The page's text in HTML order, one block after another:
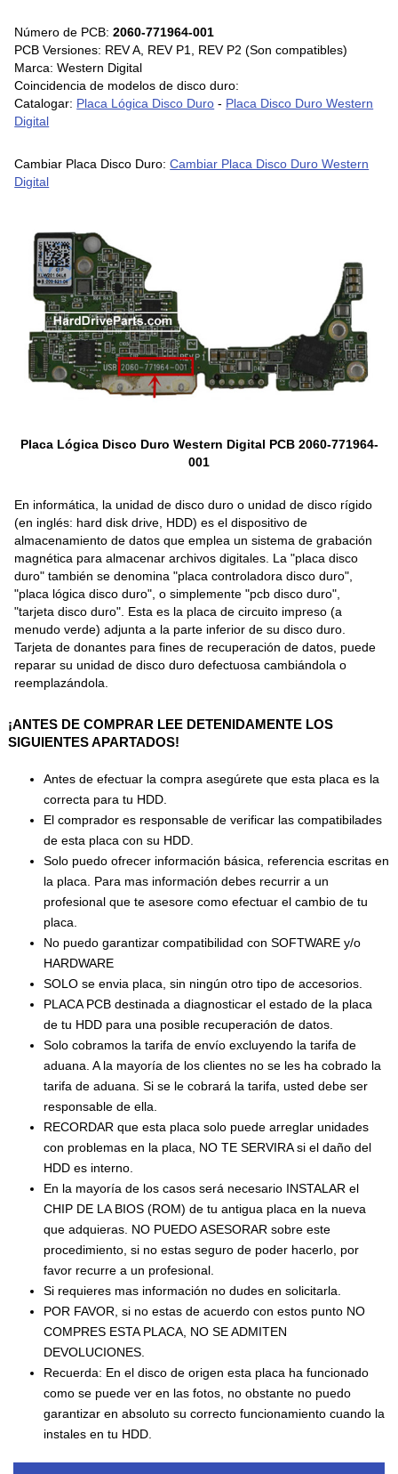
Número de PCB:2060-771964-001
PCB Versiones: REV A, REV P1, REV P2 (Son compatibles)
Marca: Western Digital
Coincidencia de modelos de disco duro:
Catalogar: Placa Lógica Disco Duro - Placa Disco Duro Western
Digital
Cambiar Placa Disco Duro:Cambiar Placa Disco Duro Western
Digital
Placa Lógica Disco Duro Western Digital PCB 2060-771964-
001
En informática, la unidad de disco duro o unidad de disco rígido
(en inglés: hard disk drive, HDD) es el dispositivo de
almacenamiento de datos que emplea un sistema de grabación
magnética para almacenar archivos digitales. La "placa disco
duro" también se denomina "placa controladora disco duro",
"placa lógica disco duro", o simplemente "pcb disco duro",
"tarjeta disco duro". Esta es la placa de circuito impreso (a
menudo verde) adjunta a la parte inferior de su disco duro.
Tarjeta de donantes para fines de recuperación de datos, puede
reparar su unidad de disco duro defectuosa cambiándola o
reemplazándola.
¡ANTES DE COMPRAR LEE DETENIDAMENTE LOS
SIGUIENTES APARTADOS!
Antes de efectuar la compra asegúrete que esta placa es la
correcta para tu HDD.
El comprador es responsable de verificar las compatibilades
de esta placa con su HDD.
Solo puedo ofrecer información básica, referencia escritas en
la placa. Para mas información debes recurrir a un
profesional que te asesore como efectuar el cambio de tu
placa.
No puedo garantizar compatibilidad con SOFTWARE y/o
HARDWARE
SOLO se envia placa, sin ningún otro tipo de accesorios.
PLACA PCB destinada a diagnosticar el estado de la placa
de tu HDD para una posible recuperación de datos.
Solo cobramos la tarifa de envío excluyendo la tarifa de
aduana. A la mayoría de los clientes no se les ha cobrado la
tarifa de aduana. Si se le cobrará la tarifa, usted debe ser
responsable de ella.
RECORDAR que esta placa solo puede arreglar unidades
con problemas en la placa, NO TE SERVIRA si el daño del
HDD es interno.
En la mayoría de los casos será necesario INSTALAR el
CHIP DE LA BIOS (ROM) de tu antigua placa en la nueva
que adquieras. NO PUEDO ASESORAR sobre este
procedimiento, si no estas seguro de poder hacerlo, por
favor recurre a un profesional.
Si requieres mas información no dudes en solicitarla.
POR FAVOR, si no estas de acuerdo con estos punto NO
COMPRES ESTA PLACA, NO SE ADMITEN
DEVOLUCIONES.
Recuerda: En el disco de origen esta placa ha funcionado
como se puede ver en las fotos, no obstante no puedo
garantizar en absoluto su correcto funcionamiento cuando la
instales en tu HDD.